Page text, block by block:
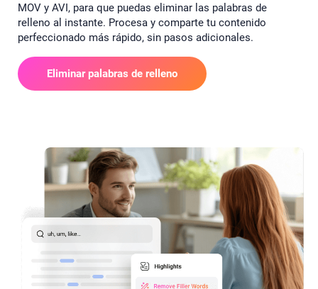
MOV y AVI, para que puedas eliminar las palabras de
relleno al instante. Procesa y comparte tu contenido
perfeccionado más rápido, sin pasos adicionales.
Eliminar palabras de relleno